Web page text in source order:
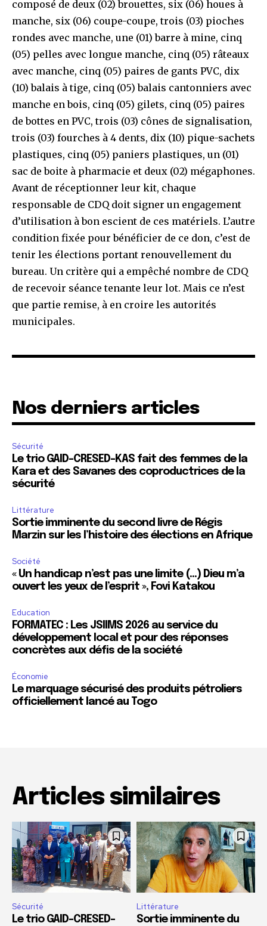
composé de deux (02) brouettes, six (06) houes à
manche, six (06) coupe-coupe, trois (03) pioches
rondes avec manche, une (01) barre à mine, cinq
(05) pelles avec longue manche, cinq (05) râteaux
avec manche, cinq (05) paires de gants PVC, dix
(10) balais à tige, cinq (05) balais cantonniers avec
manche en bois, cinq (05) gilets, cinq (05) paires
de bottes en PVC, trois (03) cônes de signalisation,
trois (03) fourches à 4 dents, dix (10) pique-sachets
plastiques, cinq (05) paniers plastiques, un (01)
sac de boite à pharmacie et deux (02) mégaphones.
Avant de réceptionner leur kit, chaque
responsable de CDQ doit signer un engagement
d’utilisation à bon escient de ces matériels. L’autre
condition fixée pour bénéficier de ce don, c’est de
tenir les élections portant renouvellement du
bureau. Un critère qui a empêché nombre de CDQ
de recevoir séance tenante leur lot. Mais ce n’est
que partie remise, à en croire les autorités
municipales.
Nos derniers articles
Sécurité
Le trio GAID-CRESED-KAS fait des femmes de la
Kara et des Savanes des coproductrices de la
sécurité
Littérature
Sortie imminente du second livre de Régis
Marzin sur les l’histoire des élections en Afrique
Société
« Un handicap n’est pas une limite (…) Dieu m’a
ouvert les yeux de l’esprit », Fovi Katakou
Education
FORMATEC : Les JSIIMS 2026 au service du
développement local et pour des réponses
concrètes aux défis de la société
Économie
Le marquage sécurisé des produits pétroliers
officiellement lancé au Togo
Articles similaires
Sécurité
Le trio GAID-CRESED-
Littérature
Sortie imminente du